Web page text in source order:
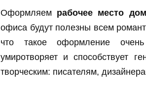
Оформляем рабочее место
офиса будут полезны всем
что такое оформление
умиротворяет и способствует
творческим: писателям,